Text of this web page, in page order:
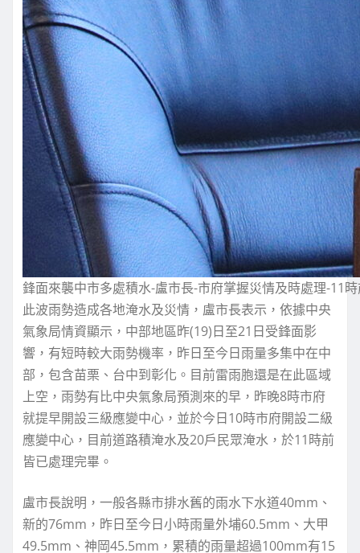
鋒面來襲中市多處積水-盧市長-市府掌握災情及時處理-11
此波雨勢造成各地淹水及災情，盧市長表示，依據中央
氣象局情資顯示，中部地區昨(19)日至21日受鋒面影
響，有短時較大雨勢機率，昨日至今日雨量多集中在中
部，包含苗栗、台中到彰化。目前雷雨胞還是在此區域
上空，雨勢有比中央氣象局預測來的早，昨晚8時市府
就提早開設三級應變中心，並於今日10時市府開設二級
應變中心，目前道路積淹水及20戶民眾淹水，於11時前
皆已處理完畢。
盧市長說明，一般各縣市排水舊的雨水下水道40mm、
新的76mm，昨日至今日小時雨量外埔60.5mm、大甲
49.5mm、神岡45.5mm，累積的雨量超過100mm有15